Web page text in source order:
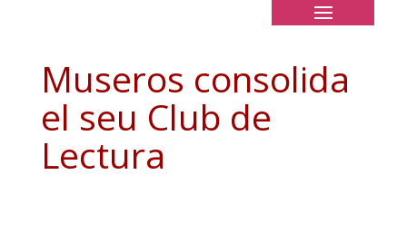
Museros consolida
el seu Club de
Lectura